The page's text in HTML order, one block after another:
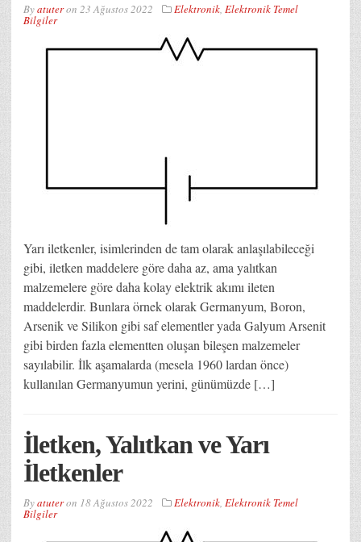
Byatuteron 23 Ağustos 2022 Elektronik, Elektronik Temel
Bilgiler
Yarı iletkenler, isimlerinden de tam olarak anlaşılabileceği
gibi, iletken maddelere göre daha az, ama yalıtkan
malzemelere göre daha kolay elektrik akımı ileten
maddelerdir. Bunlara örnek olarak Germanyum, Boron,
Arsenik ve Silikon gibi saf elementler yada Galyum Arsenit
gibi birden fazla elementten oluşan bileşen malzemeler
sayılabilir. İlk aşamalarda (mesela 1960 lardan önce)
kullanılan Germanyumun yerini, günümüzde […]
İletken, Yalıtkan ve Yarı
İletkenler
Byatuteron 18 Ağustos 2022 Elektronik, Elektronik Temel
Bilgiler